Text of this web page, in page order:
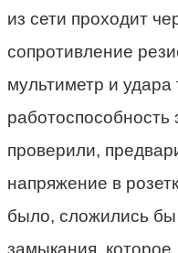
из сети проходит
сопротивление
мультиметр и удара
работоспособность
проверили,
напряжение в
было, сложились бы
замыкания,